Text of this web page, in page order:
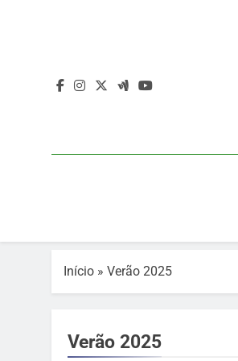
Início » Verão 2025
Verão 2025